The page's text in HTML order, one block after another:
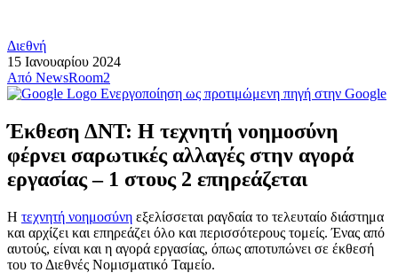
Διεθνή
15 Ιανουαρίου 2024
Από NewsRoom2
Ενεργοποίηση ως προτιμώμενη πηγή στην Google
Έκθεση ΔΝΤ: Η τεχνητή νοημοσύνη
φέρνει σαρωτικές αλλαγές στην αγορά
εργασίας – 1 στους 2 επηρεάζεται
Η τεχνητή νοημοσύνη εξελίσσεται ραγδαία το τελευταίο διάστημα
και αρχίζει και επηρεάζει όλο και περισσότερους τομείς. Ένας από
αυτούς, είναι και η αγορά εργασίας, όπως αποτυπώνει σε έκθεσή
του το Διεθνές Νομισματικό Ταμείο.